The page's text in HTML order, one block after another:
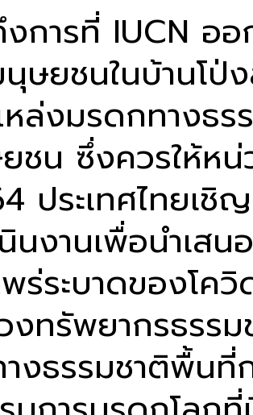
งการที่ IUCN
ษยชนในบ้านโป่
งมรดกทางธร
ชน ซึ่งควรให้ห
ประเทศไทยเชิ
นงานเพื่อนำเ
ระบาดของโค
งทรัพยากรธร
งธรรมชาติพื้นที่